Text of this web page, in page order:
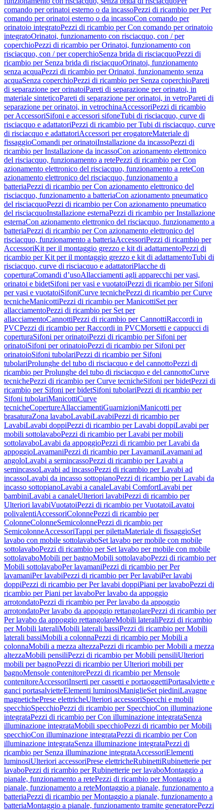
comando per orinatoi esterno o da incassoPezzi di ricambio per Per
comando per orinatoi esterno o da incassoCon comando per
orinatoio integratoPezzi di ricambio per Con comando per orinatoio
integratoOrinatoi, funzionamento con risciacquo, con / per
coperchioPezzi di ricambio per Orinatoi, funzionamento con
risciacquo, con / per coperchioSenza brida di risciacquoPezzi di
ricambio per Senza brida di risciacquoOrinatoi, funzionamento
senza acquaPezzi di ricambio per Orinatoi, funzionamento senza
acquaSenza coperchioPezzi di ricambio per Senza coperchioPareti
di separazione per orinatoiPareti di separazione per orinatoi, in
materiale sinteticoPareti di separazione per orinatoi, in vetroPareti di
separazione per orinatoi, in vetrochinaAccessoriPezzi di ricambio
per AccessoriSifoni e accessori sifoneTubi di risciacquo, curve di
risciacquo e adattatoriPezzi di ricambio per Tubi di risciacquo, curve
di risciacquo e adattatoriAccessori per erogatoreMateriale di
fissaggioComandi per orinatoiInstallazione da incassoPezzi di
ricambio per Installazione da incassoCon azionamento elettronico
del risciacquo, funzionamento a retePezzi di ricambio per Con
azionamento elettronico del risciacquo, funzionamento a reteCon
azionamento elettronico del risciacquo, funzionamento a
batteriaPezzi di ricambio per Con azionamento elettronico del
risciacquo, funzionamento a batteriaCon azionamento pneumatico
del risciacquoPezzi di ricambio per Con azionamento pneumatico
del risciacquoInstallazione esternaPezzi di ricambio per Installazione
esternaCon azionamento elettronico del risciacquo, funzionamento a
batteriaPezzi di ricambio per Con azionamento elettronico del
risciacquo, funzionamento a batteriaAccessoriPezzi di ricambio per
AccessoriKit per il montaggio grezzo e kit di adattamentoPezzi di
ricambio per Kit per il montaggio grezzo e kit di adattamentoTubi di
risciacquo, curve di risciacquo e adattatoriPlacche di
coperturaComandi d’usoAllacciamenti agli apparecchi per vasi,
orinatoi e bidetSifoni per vasi e vuotatoiPezzi di ricambio per Sifoni
per vasi e vuotatoiSifoniCurve tecnichePezzi di ricambio per Curve
tecnicheManicottiPezzi di ricambio per ManicottiSet per
allacciamentoPezzi di ricambio per Set per
allacciamentoCannottiPezzi di ricambio per CannottiRaccordi in
PVCPezzi di ricambio per Raccordi in PVCMorsetti e cappucci di
coperturaSifoni per orinatoiPezzi di ricambio per Sifoni per
orinatoiSifoni per orinatoioPezzi di ricambio per Sifoni per
orinatoioSifoni tubolariPezzi di ricambio per Sifoni
tubolariProlunghe del tubo di risciacquo e del cannottoPezzi di
ricambio per Prolunghe del tubo di risciacquo e del cannottoCurve
tecnichePezzi di ricambio per Curve tecnicheSifoni per bidetPezzi di
ricambio per Sifoni per bidetSifoni tubolariPezzi di ricambio per
Sifoni tubolariManicottiCurve
tecnicheCopertureAllacciamentiGuarnizioniManicotti per
brasaturaZona lavaboLavabiLavabiPezzi di ricambio per
LavabiLavabi doppiPezzi di ricambio per Lavabi doppiLavabi per
mobili sottolavaboPezzi di ricambio per Lavabi per mobili
sottolavaboLavabi da appoggioPezzi di ricambio per Lavabi da
appoggioLavamaniPezzi di ricambio per LavamaniLavamani ad
angoloLavabi a semincassoPezzi di ricambio per Lavabi a
semincassoLavabi ad incassoPezzi di ricambio per Lavabi ad
incassoLavabi da incasso sottopianoPezzi di ricambio per Lavabi da
incasso sottopianoLavabi a canaleLavabi ComfortLavabi per
bambiniLavabi a canaleUlteriori lavabiPezzi di ricambio per
Ulteriori lavabiVuotatoiPezzi di ricambio per VuotatoiLavatoi
polivalentiAccessoriColonnePezzi di ricambio per
ColonneColonneSemicolonnePezzi di ricambio per
SemicolonneAccessoriTappi per pilettaMateriale di fissaggioSet
lavabo con mobile sottolavaboSet lavabo per mobile con mobile
sottolavaboPezzi di ricambio per Set lavabo per mobile con mobile
sottolavaboMobili per bagnoMobili sottolavaboPezzi di ricambio per
Mobili sottolavaboPer lavamaniPezzi di ricambio per Per
lavamaniPer lavabiPezzi di ricambio per Per lavabiPer lavabi
doppiPezzi di ricambio per Per lavabi doppiPiani per lavaboPezzi di
ricambio per Piani per lavaboPer lavabo da appoggio
arrotondatoPezzi di ricambio per Per lavabo da appoggio
arrotondatoPer lavabo da appoggio rettangolarePezzi di ricambio per
Per lavabo da appoggio rettangolareMobili lateraliPezzi di ricambio
per Mobili lateraliMobili laterali bassiPezzi di ricambio per Mobili
laterali bassiMobili a colonnaPezzi di ricambio per Mobili a
colonnaMobili a mezza altezzaPezzi di ricambio per Mobili a mezza
altezzaMobili pensiliPezzi di ricambio per Mobili pensiliUlteriori
mobili per bagnoPezzi di ricambio per Ulteriori mobili per
bagnoMensole contenitorePezzi di ricambio per Mensole
contenitoreAccessoriInserti per cassetti e portaoggettiPortasalviette e
ganci portasalvietteElementi luminosiManiglieSet piediniLavagne
magnetichePrese elettricheUlteriori accessoriSpecchi e mobili
specchioSpecchioPezzi di ricambio per SpecchioCon illuminazione
integrataPezzi di ricambio per Con illuminazione integrataSenza
illuminazione integrataMobili specchioPezzi di ricambio per Mobili
specchioCon illuminazione integrataPezzi di ricambio per Con
illuminazione integrataSenza illuminazione integrataPezzi di
ricambio per Senza illuminazione integrataAccessoriElementi
luminosiUlteriori accessoriPrese elettricheRubinettiRubinetterie per
lavaboPezzi di ricambio per Rubinetterie per lavaboMontaggio a
pianale, funzionamento a retePezzi di ricambio per Montaggio a
pianale, funzionamento a reteMontaggio a pianale, funzionamento a
batteriaPezzi di ricambio per Montaggio a pianale, funzionamento a
batteriaMontaggio a pianale, funzionamento tramite generatorePezzi